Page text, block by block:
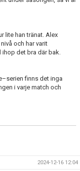
lite han tränat. Alex
och har varit
det bra där bak.
finns det inga
i varje match och
2024-12-16 12:04